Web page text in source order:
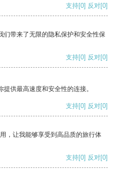
支持[0] 反对[0]
们带来了无限的隐私保护和安全性保
支持[0] 反对[0]
供最高速度和安全性的连接。
支持[0] 反对[0]
，让我能够享受到高品质的旅行体
支持[0] 反对[0]